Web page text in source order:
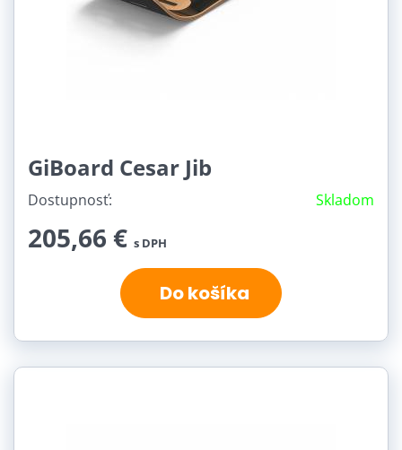
GiBoard Cesar Jib
Dostupnosť: Skladom
205,66 € s DPH
Do košíka